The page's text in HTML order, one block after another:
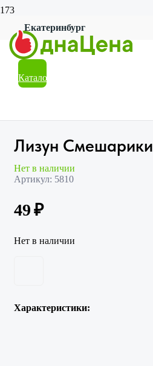
Екатеринбург
Каталог
Главная
Магазин
Посуда
Лизун Смешарики
Лизун Смешарики
Нет в наличии
Артикул: 5810
49₽
Нет в наличии
Характеристики: